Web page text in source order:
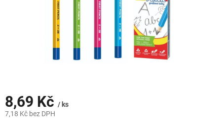
8,69 Kč / ks
7,18 Kč bez DPH